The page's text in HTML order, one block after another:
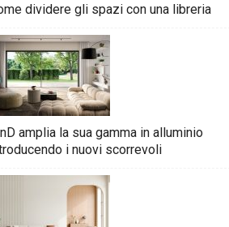
dividere gli spazi con una libreria
amplia la sua gamma in alluminio
i nuovi scorrevoli